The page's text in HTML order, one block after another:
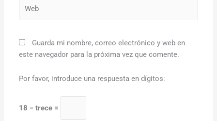
Guarda mi nombre, correo electrónico y web en
este navegador para la próxima vez que comente.
Por favor, introduce una respuesta en dígitos:
18 − trece =